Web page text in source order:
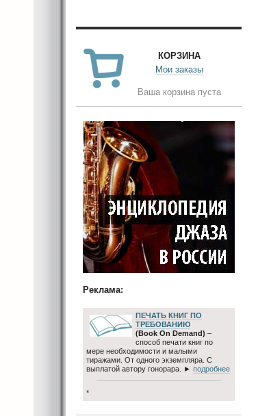
КОРЗИНА
Мои заказы
Ваша корзина пуста
Реклама:
ПЕЧАТЬ КНИГ ПО
ТРЕБОВАНИЮ
(Book On Demand) –
способ печати книг по
мере необходимости и малыми
тиражами. От одного экземпляра. С
выплатой автору гонорара. ► подробнее
*